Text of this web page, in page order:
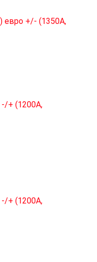
евро +/- (1350A,
-/+ (1200A,
-/+ (1200A,